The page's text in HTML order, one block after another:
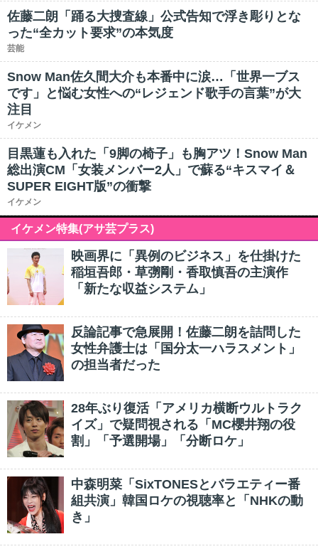
佐藤二朗「踊る大捜査線」公式告知で浮き彫りとな
った“全カット要求”の本気度
芸能
Snow Man佐久間大介も本番中に涙…「世界一ブス
です」と悩む女性への“レジェンド歌手の言葉”が大
注目
イケメン
目黒蓮も入れた「9脚の椅子」も胸アツ！Snow Man
総出演CM「女装メンバー2人」で蘇る“キスマイ＆
SUPER EIGHT版”の衝撃
イケメン
イケメン特集(アサ芸プラス)
映画界に「異例のビジネス」を仕掛けた
稲垣吾郎・草彅剛・香取慎吾の主演作
「新たな収益システム」
反論記事で急展開！佐藤二朗を詰問した
女性弁護士は「国分太一ハラスメント」
の担当者だった
28年ぶり復活「アメリカ横断ウルトラク
イズ」で疑問視される「MC櫻井翔の役
割」「予選開場」「分断ロケ」
中森明菜「SixTONESとバラエティー番
組共演」韓国ロケの視聴率と「NHKの動
き」